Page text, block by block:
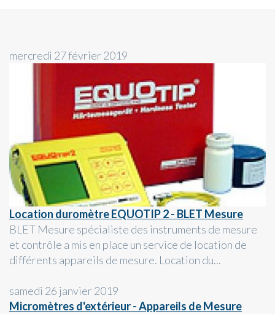
mercredi 27 février 2019
Location duromètre EQUOTIP 2 - BLET Mesure
BLET Mesure spécialiste des instruments de mesure
et contrôle a mis en place un service de location de
différents appareils de mesure. Location du...
samedi 26 janvier 2019
Micromètres d'extérieur - Appareils de Mesure